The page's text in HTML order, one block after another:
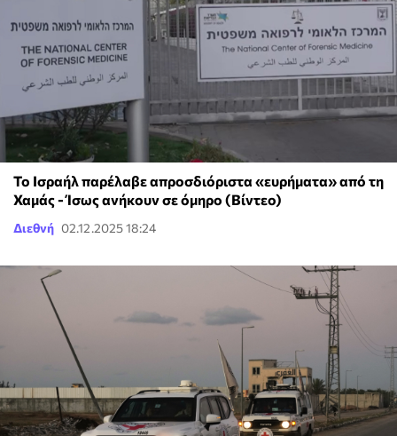
Το Ισραήλ παρέλαβε απροσδιόριστα «ευρήματα» από τη
Χαμάς - Ίσως ανήκουν σε όμηρο (Βίντεο)
Διεθνή 02.12.2025 18:24